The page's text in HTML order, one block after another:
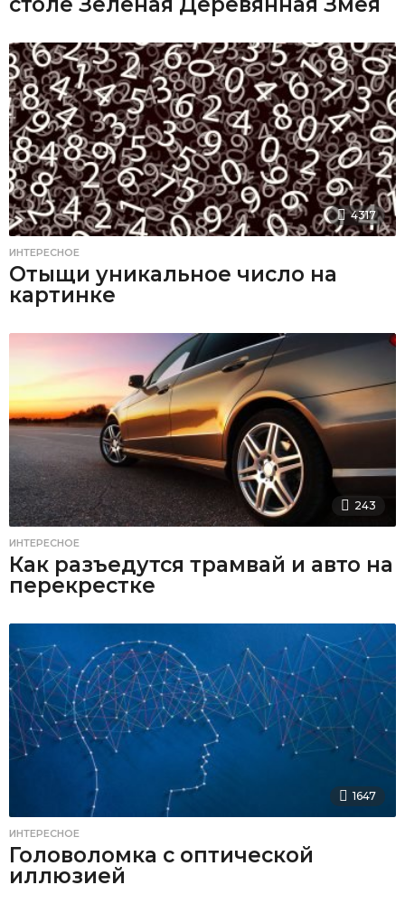
4317
ИНТЕРЕСНОЕ
Отыщи уникальное число на
картинке
243
ИНТЕРЕСНОЕ
Как разъедутся трамвай и авто на
перекрестке
1647
ИНТЕРЕСНОЕ
Головоломка с оптической
иллюзией